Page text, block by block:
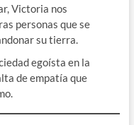
Victoria nos
personas que se
su tierra.
egoísta en la
de empatía que